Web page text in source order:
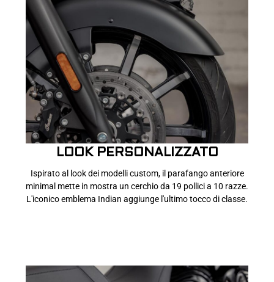
LOOK PERSONALIZZATO
Ispirato al look dei modelli custom, il parafango anteriore
minimal mette in mostra un cerchio da 19 pollici a 10 razze.
L'iconico emblema Indian aggiunge l'ultimo tocco di classe.